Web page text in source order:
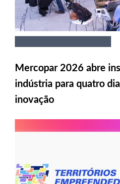
Mercopar 2026 abre
indústria para quatro
inovação